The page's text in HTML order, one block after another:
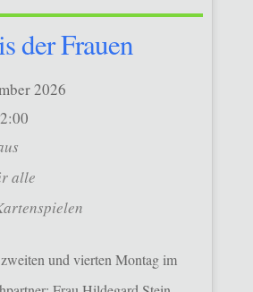
der Frauen
2026
alle
und vierten Montag im